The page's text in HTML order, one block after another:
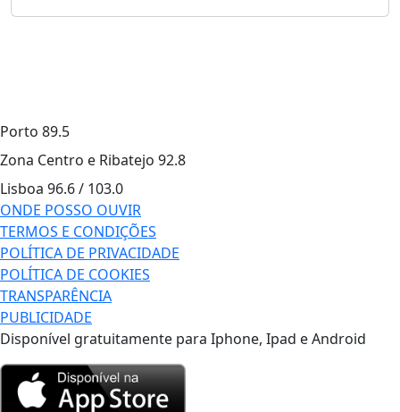
Porto 89.5
Zona Centro e Ribatejo 92.8
Lisboa 96.6 / 103.0
ONDE POSSO OUVIR
TERMOS E CONDIÇÕES
POLÍTICA DE PRIVACIDADE
POLÍTICA DE COOKIES
TRANSPARÊNCIA
PUBLICIDADE
Disponível gratuitamente para Iphone, Ipad e Android